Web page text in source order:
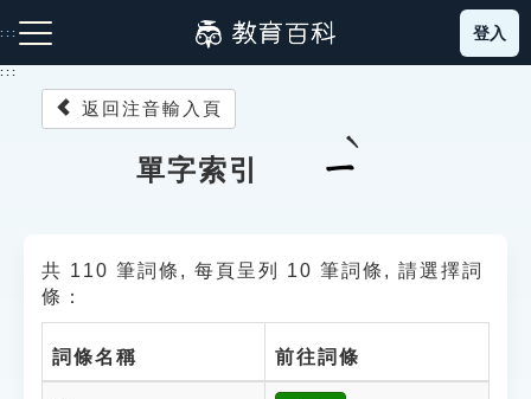
到
主
:::
部首索引表圖示
網站導覽
登入
:::
返回注音輸入頁
單字索引 ㄧ
共 110 筆詞條, 每頁呈列 10 筆詞條, 請選擇詞
條：
詞條名稱 前往詞條